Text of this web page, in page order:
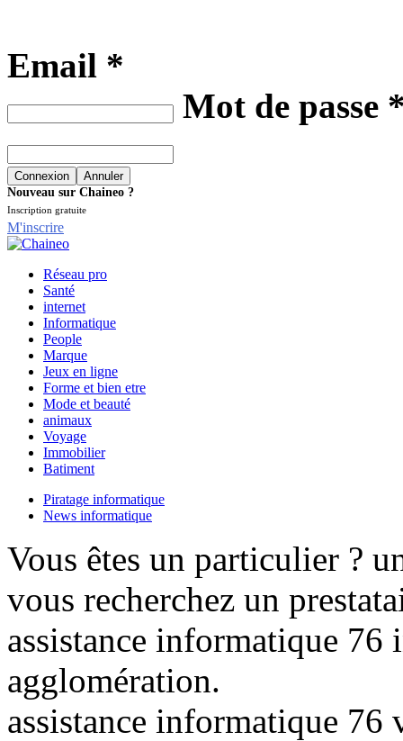
Email *
Mot de passe
Nouveau sur Chaineo ?
Inscription gratuite
M'inscrire
Réseau pro
Santé
internet
Informatique
People
Marque
Jeux en ligne
Forme et bien etre
Mode et beauté
animaux
Voyage
Immobilier
Batiment
Piratage informatique
News informatique
Vous êtes un particulier ?
vous recherchez un
assistance informatique 76
agglomération.
assistance informatique 76